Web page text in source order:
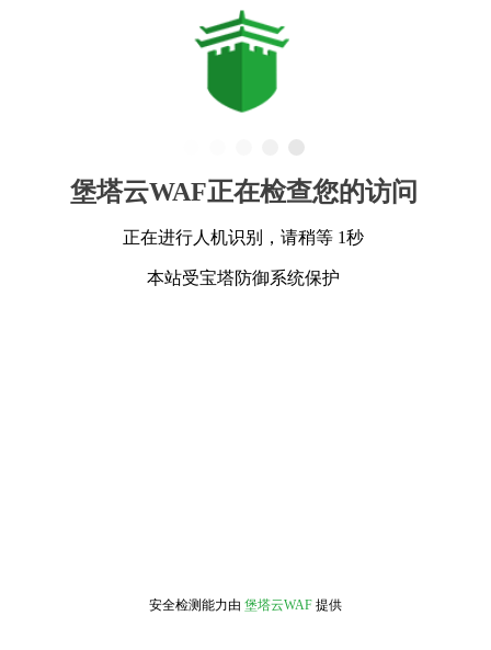
堡塔云WAF正在检查您的访问
正在进行人机识别，请稍等 1秒
本站受宝塔防御系统保护
安全检测能力由 堡塔云WAF 提供